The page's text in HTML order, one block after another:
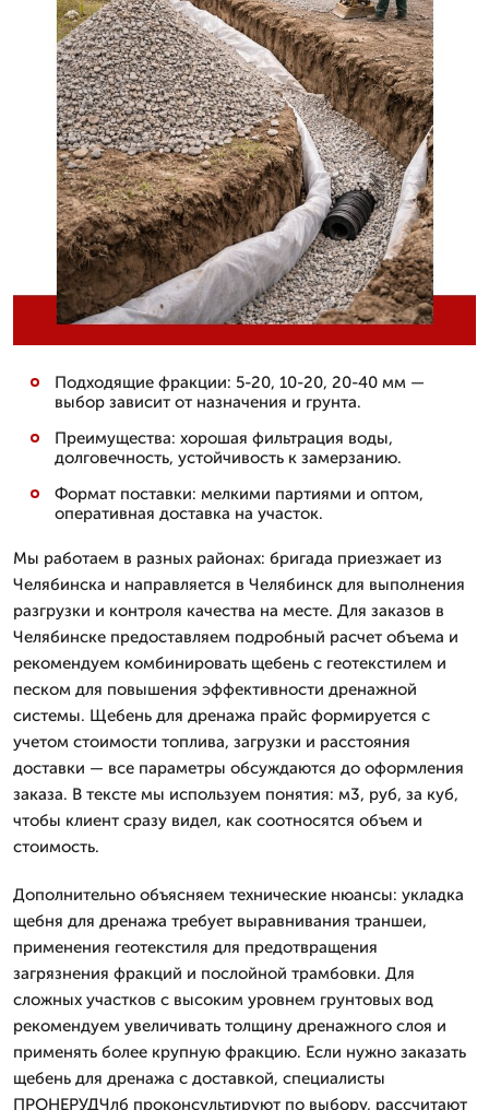
Подходящие фракции: 5-20, 10-20, 20-40 мм —
выбор зависит от назначения и грунта.
Преимущества: хорошая фильтрация воды,
долговечность, устойчивость к замерзанию.
Формат поставки: мелкими партиями и оптом,
оперативная доставка на участок.
Мы работаем в разных районах: бригада приезжает из
Челябинска и направляется в Челябинск для выполнения
разгрузки и контроля качества на месте. Для заказов в
Челябинске предоставляем подробный расчет объема и
рекомендуем комбинировать щебень с геотекстилем и
песком для повышения эффективности дренажной
системы. Щебень для дренажа прайс формируется с
учетом стоимости топлива, загрузки и расстояния
доставки — все параметры обсуждаются до оформления
заказа. В тексте мы используем понятия: м3, руб, за куб,
чтобы клиент сразу видел, как соотносятся объем и
стоимость.
Дополнительно объясняем технические нюансы: укладка
щебня для дренажа требует выравнивания траншеи,
применения геотекстиля для предотвращения
загрязнения фракций и послойной трамбовки. Для
сложных участков с высоким уровнем грунтовых вод
рекомендуем увеличивать толщину дренажного слоя и
применять более крупную фракцию. Если нужно заказать
щебень для дренажа с доставкой, специалисты
ПРОНЕРУДЧлб проконсультируют по выбору, рассчитают